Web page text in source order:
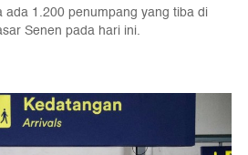
ada 1.200 penumpang yang tiba di
Senen pada hari ini.